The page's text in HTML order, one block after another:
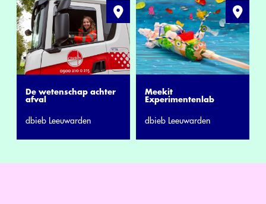
De wetenschap achter
afval
dbieb Leeuwarden
Meekit
Experimentenlab
dbieb Leeuwarden